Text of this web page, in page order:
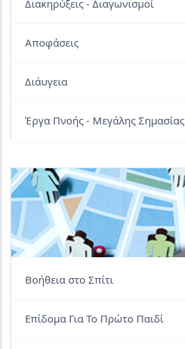
Διακηρύξεις - Διαγωνισμοί
Αποφάσεις
Διάυγεια
Έργα Πνοής - Μεγάλης Σημασίας
Βοήθεια στο Σπίτι
Επίδομα Για Το Πρώτο Παιδί